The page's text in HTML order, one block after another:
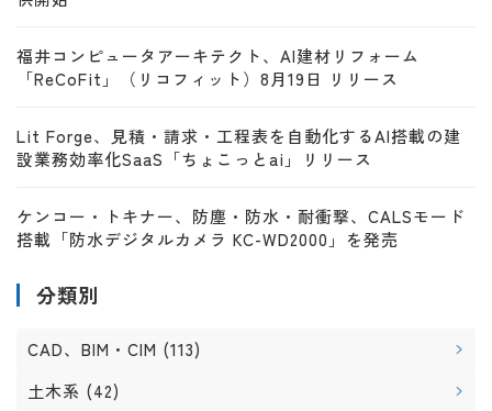
福井コンピュータアーキテクト、AI建材リフォーム
「ReCoFit」（リコフィット）8月19日 リリース
Lit Forge、見積・請求・工程表を自動化するAI搭載の建
設業務効率化SaaS「ちょこっとai」リリース
ケンコー・トキナー、防塵・防水・耐衝撃、CALSモード
搭載「防水デジタルカメラ KC-WD2000」を発売
分類別
CAD、BIM・CIM (113)
土木系 (42)